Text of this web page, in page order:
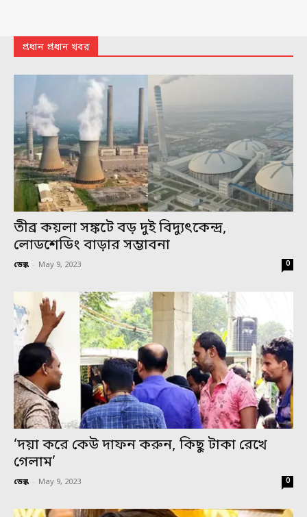
প্রধান প্রধান খবর
তীব্র কয়লা সঙ্কটে বড় দুই বিদ্যুৎকেন্দ্র,
লোডশেডিং বাড়ার সম্ভাবনা
ডেস্ক - May 9, 2023 0
‘দয়া করে কেউ দাফন করুন, কিছু টাকা রেখে
গেলাম’
ডেস্ক - May 9, 2023 0